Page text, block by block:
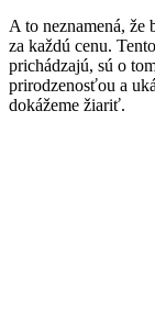
A to neznamená, že
za každú cenu.
prichádzajú, sú o
prirodzenosťou a
dokážeme žiariť.